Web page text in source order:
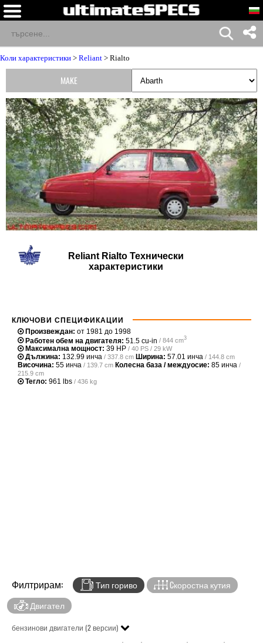
Коли характеристики > Reliant > Rialto
Reliant Rialto Технически
характеристики
КЛЮЧОВИ СПЕЦИФИКАЦИИ
Произвеждан: от 1981 до 1998
Работен обем на двигателя: 51.5 cu-in / 844 cm3
Максимална мощност: 39 HP / 40 PS / 29 kW
Дължина: 132.99 инча / 337.8 cm Ширина: 57.01 инча / 144.8 cm
Височина: 55 инча / 139.7 cm Колесна база / междуосие: 85 инча /
215.9 cm
Тегло: 961 lbs / 436 kg
Филтрирам: Тип гориво
Cкоростна кутия
Двигател
бензинови двигатели (2 версии)
MAKE